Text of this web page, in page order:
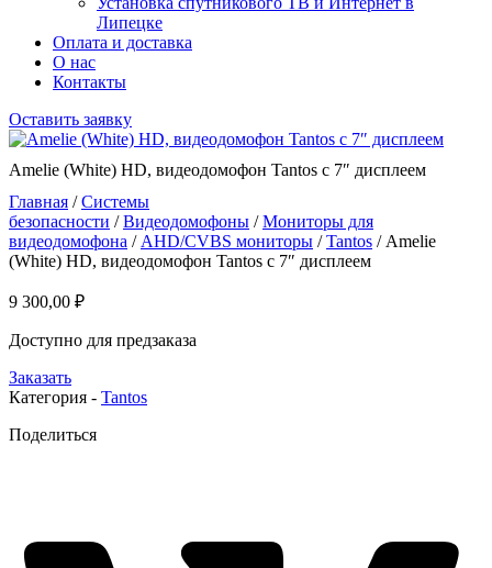
Липецке
Оплата и доставка
О нас
Контакты
Оставить заявку
Amelie (White) HD, видеодомофон Tantos с 7″ дисплеем
Главная /Системы
безопасности /Видеодомофоны /Мониторы для
видеодомофона / AHD/CVBS мониторы /Tantos / Amelie
(White) HD, видеодомофон Tantos с 7″ дисплеем
9 300,00 ₽
Доступно для предзаказа
Заказать
Категория - Tantos
Поделиться